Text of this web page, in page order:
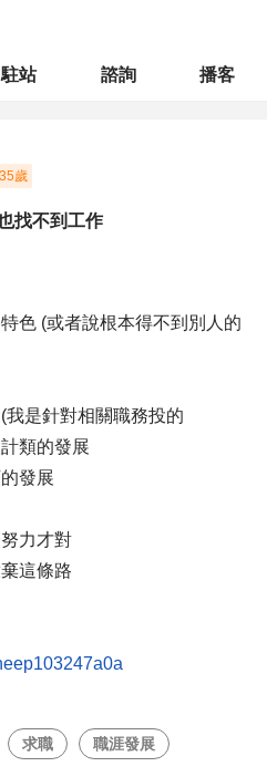
駐站 諮詢 播客
歲
找不到工作
色 (或者說根本得不到別人的
我是針對相關職務投的
類的發展
發展
力才對
這條路
求職 職涯發展